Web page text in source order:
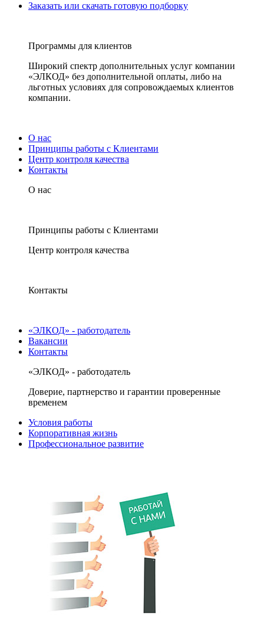
Заказать или скачать готовую подборку
Программы для клиентов
Широкий спектр дополнительных услуг компании
«ЭЛКОД» без дополнительной оплаты, либо на
льготных условиях для сопровождаемых клиентов
компании.
О нас
Принципы работы с Клиентами
Центр контроля качества
Контакты
О нас
Принципы работы с Клиентами
Центр контроля качества
Контакты
«ЭЛКОД» - работодатель
Вакансии
Контакты
«ЭЛКОД» - работодатель
Доверие, партнерство и гарантии проверенные
временем
Условия работы
Корпоративная жизнь
Профессиональное развитие